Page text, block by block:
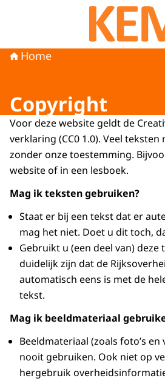
Naar de homepage
Home
Copyright
Voor deze website geldt de
verklaring (CC0 1.0). Veel
zonder onze toestemming.
website of in een lesboek.
Mag ik teksten gebruiken?
Staat er bij een tekst dat er
mag het niet. Doet u dit toch,
Gebruikt u (een deel van) deze
duidelijk zijn dat de
automatisch eens is met de
tekst.
Mag ik beeldmateriaal
Beeldmateriaal (zoals foto’s
nooit gebruiken. Ook niet op
hergebruik